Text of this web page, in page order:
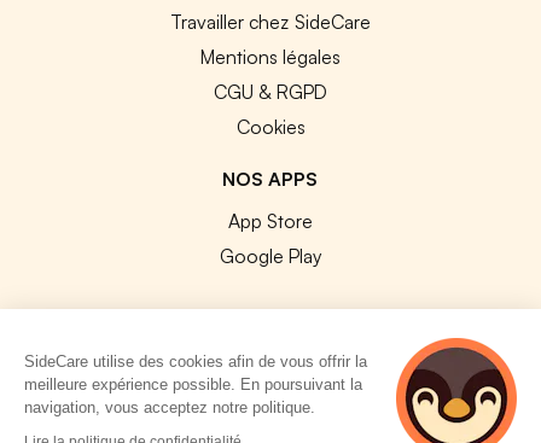
Travailler chez SideCare
Mentions légales
CGU & RGPD
Cookies
NOS APPS
App Store
Google Play
© 2026 SideCare. Tous droits réservés.
SideCare utilise des cookies afin de vous offrir la
meilleure expérience possible. En poursuivant la
navigation, vous acceptez notre politique.
5 personnes